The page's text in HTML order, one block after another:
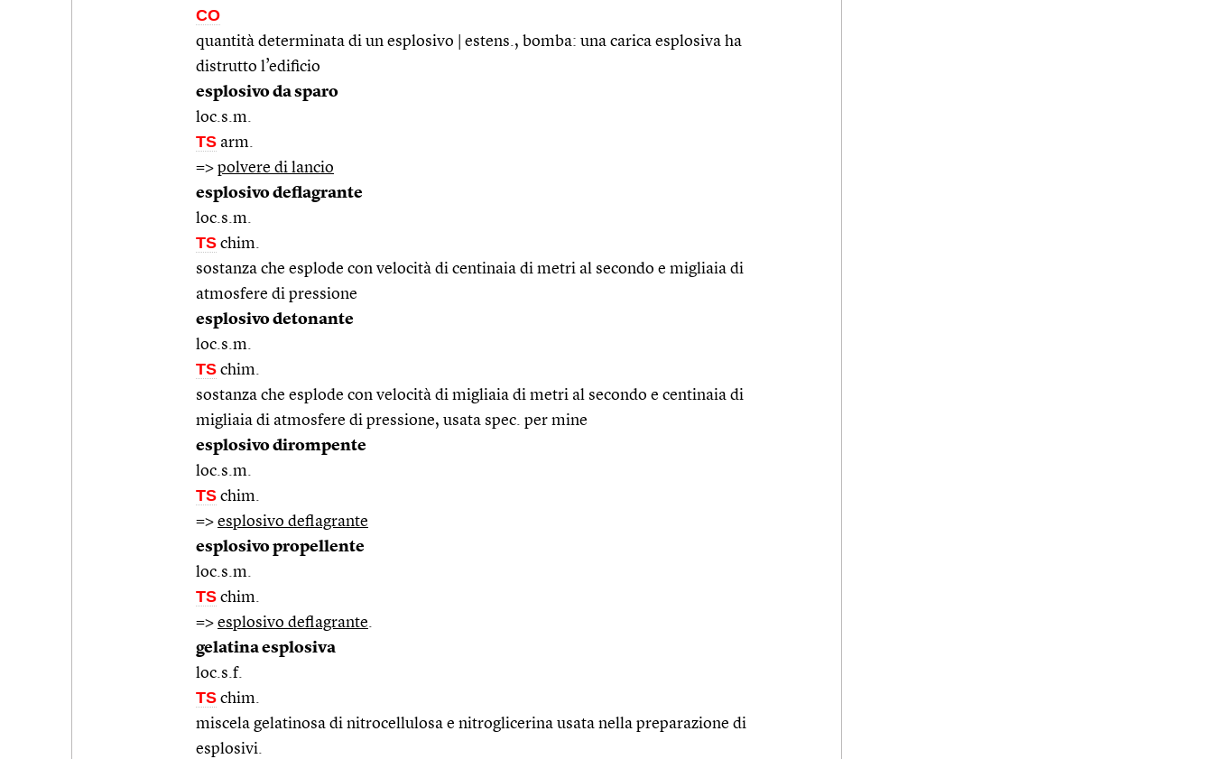
CO
quantità determinata di un esplosivo | estens., bomba: una carica esplosiva ha
distrutto l’edificio
esplosivo da sparo
loc.s.m.
TS arm.
=> polvere di lancio
esplosivo deflagrante
loc.s.m.
TS chim.
sostanza che esplode con velocità di centinaia di metri al secondo e migliaia di
atmosfere di pressione
esplosivo detonante
loc.s.m.
TS chim.
sostanza che esplode con velocità di migliaia di metri al secondo e centinaia di
migliaia di atmosfere di pressione, usata spec. per mine
esplosivo dirompente
loc.s.m.
TS chim.
=> esplosivo deflagrante
esplosivo propellente
loc.s.m.
TS chim.
=> esplosivo deflagrante.
gelatina esplosiva
loc.s.f.
TS chim.
miscela gelatinosa di nitrocellulosa e nitroglicerina usata nella preparazione di
esplosivi.